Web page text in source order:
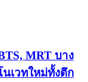
MRT บาง
เวทใหม่ทั้งตึก